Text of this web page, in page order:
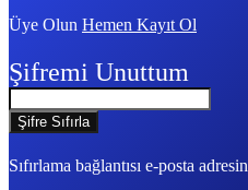
Üye Olun Hemen Kayıt Ol
Şifremi Unuttum
Sıfırlama bağlantısı e-posta